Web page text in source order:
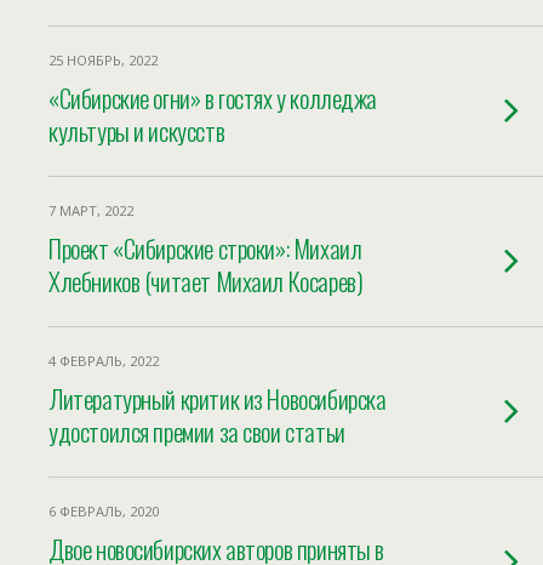
25 НОЯБРЬ, 2022
«Сибирские огни» в гостях у колледжа
культуры и искусств
7 МАРТ, 2022
Проект «Сибирские строки»: Михаил
Хлебников (читает Михаил Косарев)
4 ФЕВРАЛЬ, 2022
Литературный критик из Новосибирска
удостоился премии за свои статьи
6 ФЕВРАЛЬ, 2020
Двое новосибирских авторов приняты в